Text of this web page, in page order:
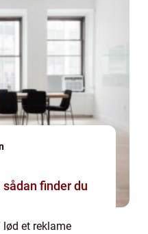
finder du
lød et reklame